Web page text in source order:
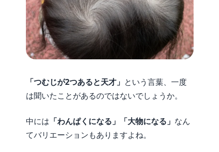
「つむじが2つあると天才」 という言葉、一度
は聞いたことがあるのではないでしょうか。
中には 「わんぱくになる」「大物になる」 なん
てバリエーションもありますよね。